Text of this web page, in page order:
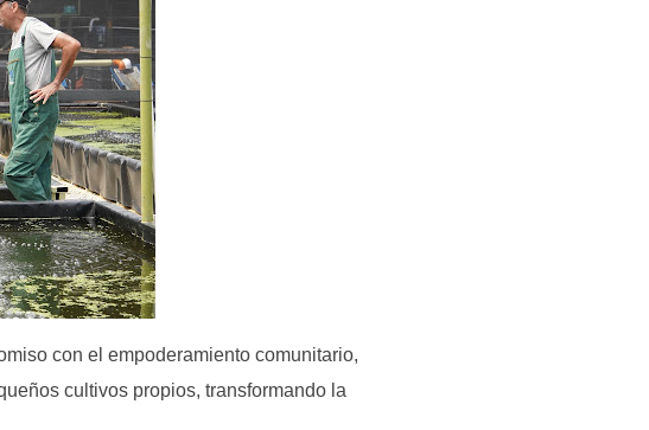
con el empoderamiento comunitario,
cultivos propios, transformando la